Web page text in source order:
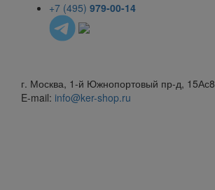
+7 (495) 979-00-14
г. Москва, 1-й Южнопортовый пр-д, 15Ас8
E-mail: info@ker-shop.ru